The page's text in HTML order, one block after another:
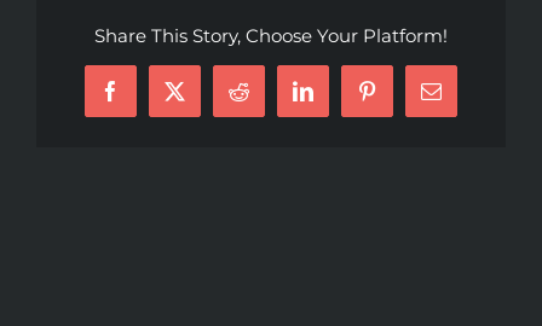
Share This Story, Choose Your Platform!
Facebook
X Reddit LinkedInPinterestEmail